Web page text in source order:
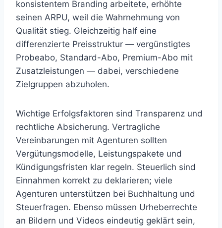
konsistentem Branding arbeitete, erhöhte
seinen ARPU, weil die Wahrnehmung von
Qualität stieg. Gleichzeitig half eine
differenzierte Preisstruktur — vergünstigtes
Probeabo, Standard-Abo, Premium-Abo mit
Zusatzleistungen — dabei, verschiedene
Zielgruppen abzuholen.
Wichtige Erfolgsfaktoren sind Transparenz und
rechtliche Absicherung. Vertragliche
Vereinbarungen mit Agenturen sollten
Vergütungsmodelle, Leistungspakete und
Kündigungsfristen klar regeln. Steuerlich sind
Einnahmen korrekt zu deklarieren; viele
Agenturen unterstützen bei Buchhaltung und
Steuerfragen. Ebenso müssen Urheberrechte
an Bildern und Videos eindeutig geklärt sein,